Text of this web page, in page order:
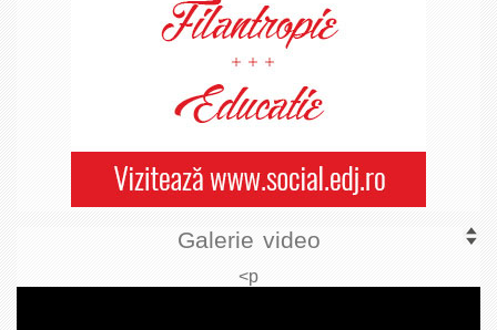
Galerie video
<p